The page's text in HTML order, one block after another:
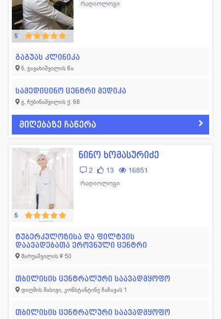
5
რადიოლოგი
გაგუას კლინიკა
ნ. ჯავახიშვილის 6ა
სამედიცინო ცენტრი მედიკა
გ. ჩუბინაშვილის ქ. 68
მიღებაზე ჩაწერა
5
ნინო ხომასურიძე
2 13 16851
რადიოლოგი
ტუბერკულოზისა და ფილტვის
დაავადებათა ეროვნული ცენტრი
მარუაშვილის # 50
თბილისის ცენტრალური საავადმყოფო
დიღმის მასივი, კონსტანტინე ჩაჩავას 1
თბილისის ცენტრალური საავადმყოფო